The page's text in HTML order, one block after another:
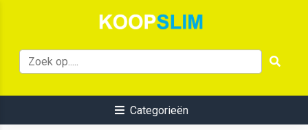
Categorieën